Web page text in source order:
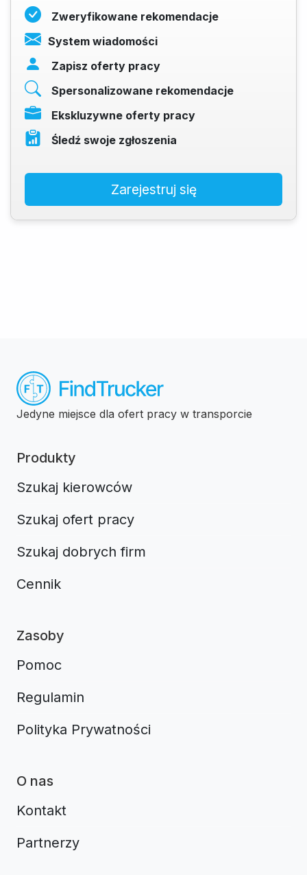
Zweryfikowane rekomendacje
System wiadomości
Zapisz oferty pracy
Spersonalizowane rekomendacje
Ekskluzywne oferty pracy
Śledź swoje zgłoszenia
Zarejestruj się
Jedyne miejsce dla ofert pracy w transporcie
Produkty
Szukaj kierowców
Szukaj ofert pracy
Szukaj dobrych firm
Cennik
Zasoby
Pomoc
Regulamin
Polityka Prywatności
O nas
Kontakt
Partnerzy